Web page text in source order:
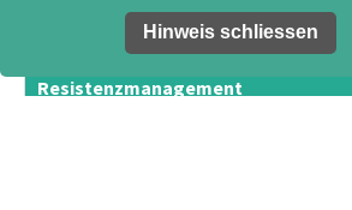
Hinweis schliessen
Resistenzmanagement